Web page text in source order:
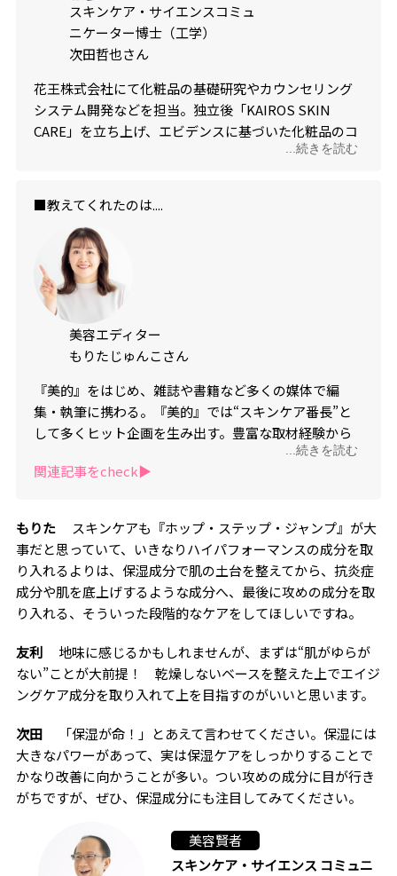
スキンケア・サイエンスコミュ
ニケーター博士（工学）
次田哲也さん
花王株式会社にて化粧品の基礎研究やカウンセリング
システム開発などを担当。独立後「KAIROS SKIN
CARE」を立ち上げ、エビデンスに基づいた化粧品のコ
...続きを読む
■教えてくれたのは....
美容エディター
もりたじゅんこさん
『美的』をはじめ、雑誌や書籍など多くの媒体で編
集・執筆に携わる。『美的』では“スキンケア番長”と
して多くヒット企画を生み出す。豊富な取材経験から
...続きを読む
関連記事をcheck▶︎
もりたスキンケアも『ホップ・ステップ・ジャンプ』が大
事だと思っていて、いきなりハイパフォーマンスの成分を取
り入れるよりは、保湿成分で肌の土台を整えてから、抗炎症
成分や肌を底上げするような成分へ、最後に攻めの成分を取
り入れる、そういった段階的なケアをしてほしいですね。
友利地味に感じるかもしれませんが、まずは“肌がゆらが
ない”ことが大前提！ 乾燥しないベースを整えた上でエイジ
ングケア成分を取り入れて上を目指すのがいいと思います。
次田「保湿が命！」とあえて言わせてください。保湿には
大きなパワーがあって、実は保湿ケアをしっかりすることで
かなり改善に向かうことが多い。つい攻めの成分に目が行き
がちですが、ぜひ、保湿成分にも注目してみてください。
美容賢者
スキンケア・サイエンス コミュニ